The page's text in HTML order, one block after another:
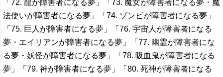
「72. 龍が障害者になる夢」「73. 魔女が障害者になる夢・魔
法使いが障害者になる夢」「74. ゾンビが障害者になる夢」
「75. 巨人が障害者になる夢」「76. 宇宙人が障害者になる
夢・エイリアンが障害者になる夢」「77. 幽霊が障害者にな
る夢・妖怪が障害者になる夢」「78. 吸血鬼が障害者になる
夢」「79. 神が障害者になる夢」「80. 死神が障害者になる